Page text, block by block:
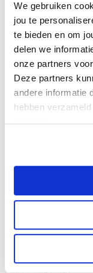
We gebruiken
jou te
te bieden en om
delen we
onze partners
Deze partners
andere informatie
hebben
services.
Max Delissen
Alkmaar Sport N.V.
nieuwe
sollicitatieprocedure,
de KNZB,...Lees verder
zodat ze altijd veilig
zijn....Lees verder >
Outdoorpark Alkmaar